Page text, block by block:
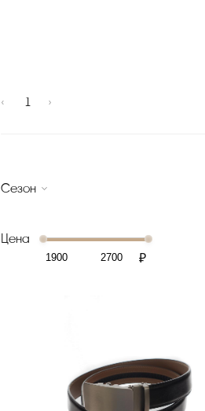
‹ 1 ›
Сезон
Цена
₽